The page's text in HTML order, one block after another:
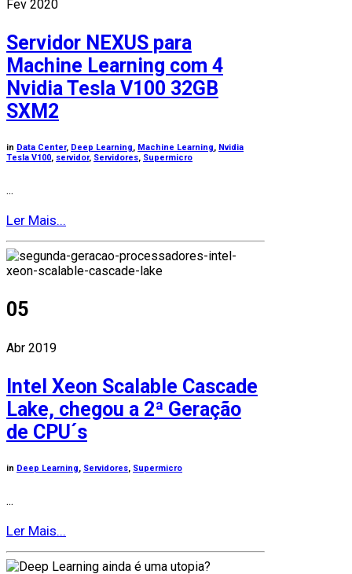
Fev 2020
Servidor NEXUS para
Machine Learning com 4
Nvidia Tesla V100 32GB
SXM2
in Data Center, Deep Learning, Machine Learning, Nvidia
Tesla V100, servidor, Servidores, Supermicro
...
Ler Mais...
05
Abr 2019
Intel Xeon Scalable Cascade
Lake, chegou a 2ª Geração
de CPU´s
in Deep Learning, Servidores, Supermicro
...
Ler Mais...